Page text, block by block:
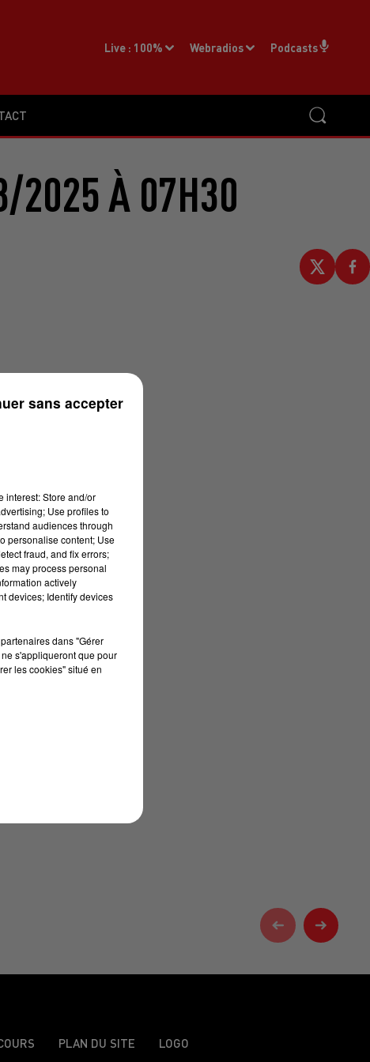
Live : 100% Webradios Podcasts
2025 À 07H30
PLAN DU SITE LOGO
interest: Store and/or
Use profiles to
audiences through
personalise content; Use
fraud, and fix errors;
may process personal
actively
devices; Identify devices
dans "Gérer
s'appliqueront que pour
les cookies" situé en
sans accepter